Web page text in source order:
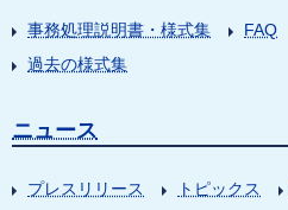
事務処理説明書・様式集 FAQ
過去の様式集
ニュース
プレスリリース トピックス